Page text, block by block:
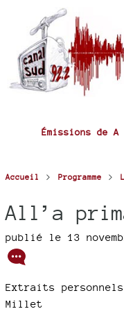
Émissions de A
Accueil > Programme >
All’a
publié le 13
Extraits
Millet